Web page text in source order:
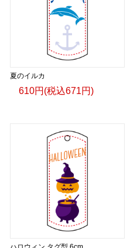
夏のイルカ
610円(税込671円)